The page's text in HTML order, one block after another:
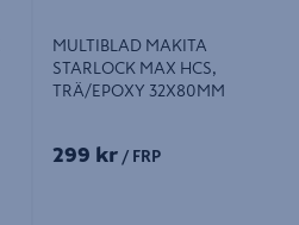
MULTIBLAD MAKITA
STARLOCK MAX HCS,
TRÄ/EPOXY 32X80MM
299 kr / FRP